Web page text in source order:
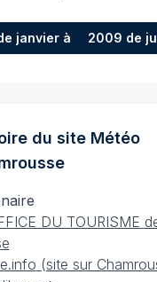
janvier à mars2009 de
du site Météo
DU TOURISME
(site sur